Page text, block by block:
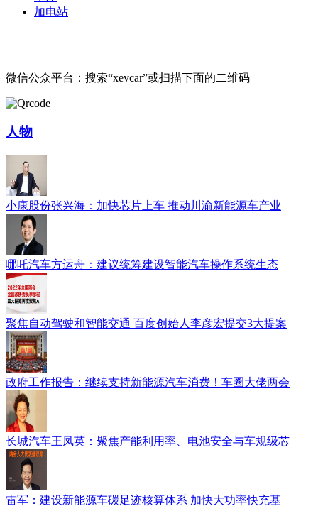
加电站
微信公众平台：搜索“xevcar”或扫描下面的二维码
人物
小康股份张兴海：加快芯片上车 推动川渝新能源车产业
哪吒汽车方运舟：建议统筹建设智能汽车操作系统生态
聚焦自动驾驶和智能交通 百度创始人李彦宏提交3大提案
政府工作报告：继续支持新能源汽车消费！车圈大佬两会
长城汽车王凤英：聚焦产能利用率、电池安全与车规级芯
雷军：建设新能源车碳足迹核算体系 加快大功率快充基